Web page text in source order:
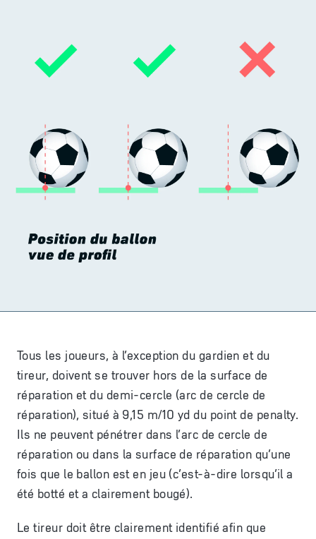
Tous les joueurs, à l’exception du gardien et du
tireur, doivent se trouver hors de la surface de
réparation et du demi-cercle (arc de cercle de
réparation), situé à 9,15 m/10 yd du point de penalty.
Ils ne peuvent pénétrer dans l’arc de cercle de
réparation ou dans la surface de réparation qu’une
fois que le ballon est en jeu (c’est-à-dire lorsqu’il a
été botté et a clairement bougé).
Le tireur doit être clairement identifié afin que